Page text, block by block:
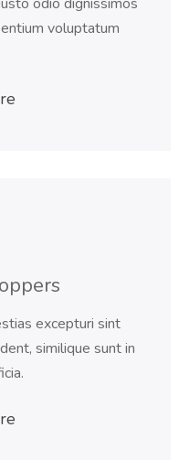
voluptatum
excepturi sint
similique sunt in